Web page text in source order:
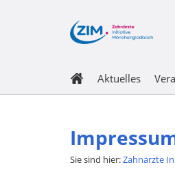
Aktuelles
Sie sind hier:Zahnärzte